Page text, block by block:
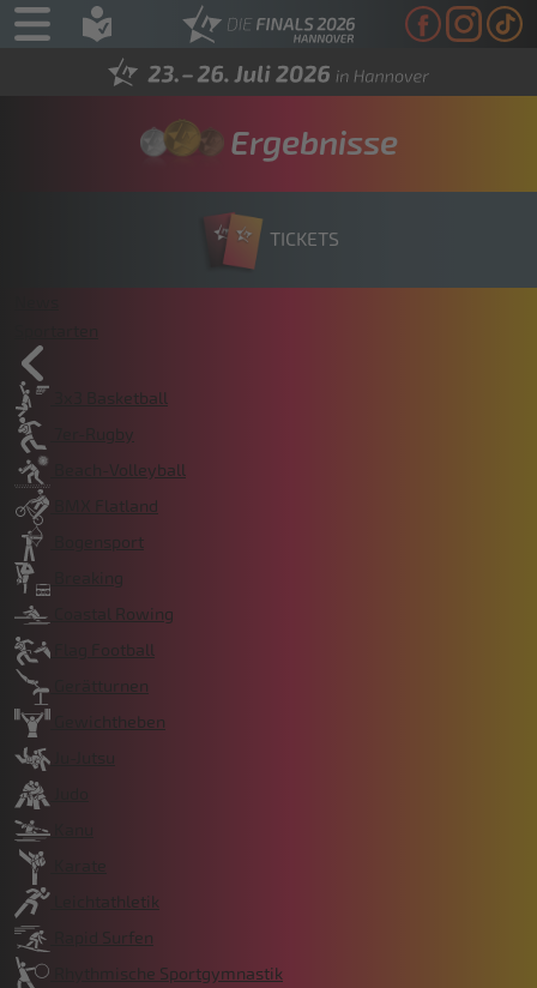
Ergebnisse
TICKETS
3x3 Basketball
7er-Rugby
Beach-Volleyball
BMX Flatland
Bogensport
Breaking
Coastal Rowing
Flag Football
Gerätturnen
Gewichtheben
Ju-Jutsu
Leichtathletik
Rapid Surfen
Rhythmische Sportgymnastik